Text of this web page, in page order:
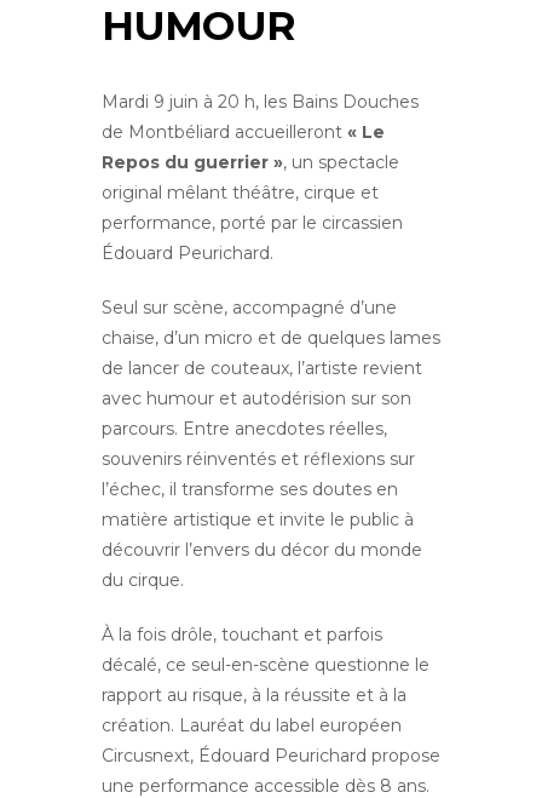
HUMOUR
Mardi 9 juin à 20 h, les Bains Douches
de Montbéliard accueilleront « Le
Repos du guerrier », un spectacle
original mêlant théâtre, cirque et
performance, porté par le circassien
Édouard Peurichard.
Seul sur scène, accompagné d’une
chaise, d’un micro et de quelques lames
de lancer de couteaux, l’artiste revient
avec humour et autodérision sur son
parcours. Entre anecdotes réelles,
souvenirs réinventés et réflexions sur
l’échec, il transforme ses doutes en
matière artistique et invite le public à
découvrir l’envers du décor du monde
du cirque.
À la fois drôle, touchant et parfois
décalé, ce seul-en-scène questionne le
rapport au risque, à la réussite et à la
création. Lauréat du label européen
Circusnext, Édouard Peurichard propose
une performance accessible dès 8 ans.